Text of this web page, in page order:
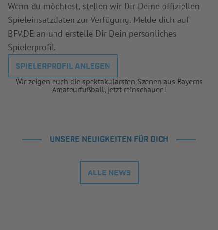
Wenn du möchtest, stellen wir Dir Deine offiziellen
Spieleinsatzdaten zur Verfügung. Melde dich auf
BFV.DE an und erstelle Dir Dein persönliches
Spielerprofil.
SPIELERPROFIL ANLEGEN
Wir zeigen euch die spektakulärsten Szenen aus Bayerns
Amateurfußball, jetzt reinschauen!
UNSERE NEUIGKEITEN FÜR DICH
ALLE NEWS